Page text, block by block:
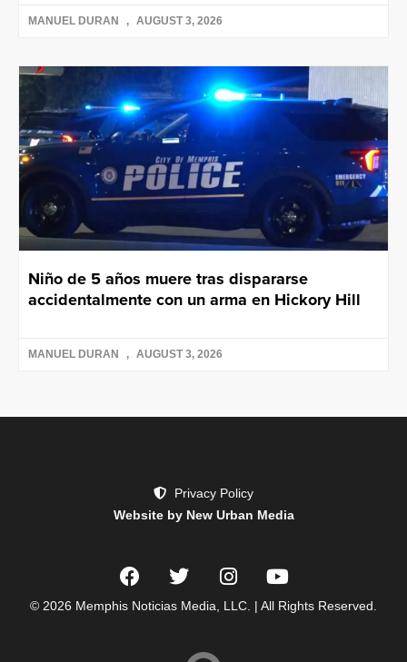
MANUEL DURAN AUGUST 3, 2026
Niño de 5 años muere tras dispararse
accidentalmente con un arma en Hickory Hill
MANUEL DURAN AUGUST 3, 2026
Privacy Policy
Website by New Urban Media
© 2026 Memphis Noticias Media, LLC. | All Rights Reserved.